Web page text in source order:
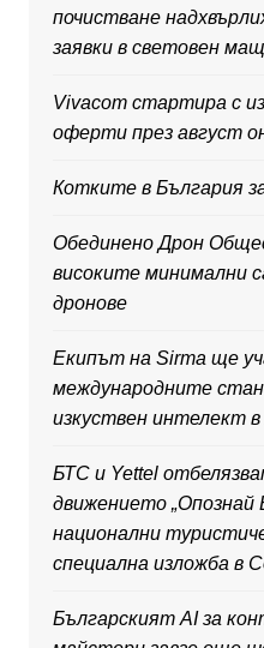
почистване
заявки в световен
Vivacom стартира с
оферти през август
Котките в България
Обединено Дрон
високите минимални
дронове
Екипът на Sirma ще
международните
изкуствен интелект
БТС и Yettel
движението „Опознай
национални
специална изложба в
Българският AI за